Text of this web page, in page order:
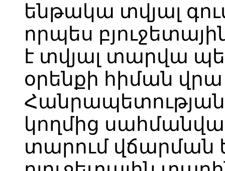
ենթակա տվյալ
որպես
է տվյալ տարվա
օրենքի հիման
կողմից
տարում